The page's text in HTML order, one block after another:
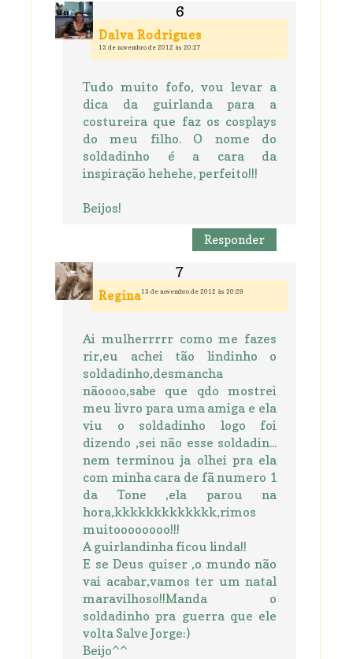
Dalva Rodrigues
13 de novembro de 2012 às 20:27
Tudo muito fofo, vou levar a
dica da guirlanda para a
costureira que faz os cosplays
do meu filho. O nome do
soldadinho é a cara da
inspiração hehehe, perfeito!!!
Beijos!
Responder
Regina13 de novembro de 2012 às 20:29
Ai mulherrrrr como me fazes
rir,eu achei tão lindinho o
soldadinho,desmancha
nãoooo,sabe que qdo mostrei
meu livro para uma amiga e ela
viu o soldadinho logo foi
dizendo ,sei não esse soldadin...
nem terminou ja olhei pra ela
com minha cara de fã numero 1
da Tone ,ela parou na
hora,kkkkkkkkkkkkk,rimos
muitoooooooo!!!
A guirlandinha ficou linda!!
E se Deus quiser ,o mundo não
vai acabar,vamos ter um natal
maravilhoso!!Manda o
soldadinho pra guerra que ele
volta Salve Jorge:)
Beijo^^